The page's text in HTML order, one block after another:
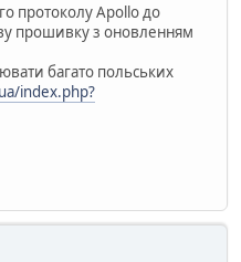
протоколу Apollo до
прошивку з оновленням
багато польських
index.php?